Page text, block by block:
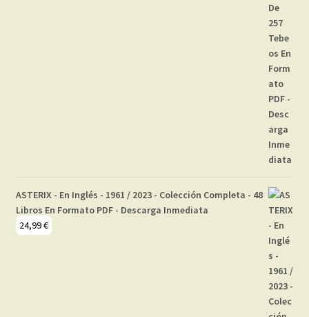
ASTERIX - En Inglés - 1961 / 2023 - Colección Completa - 48
Libros En Formato PDF - Descarga Inmediata
24,99€